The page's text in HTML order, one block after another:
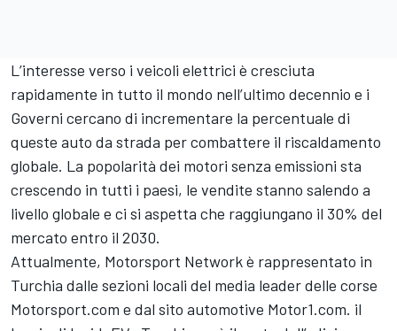
L’interesse verso i veicoli elettrici è cresciuta
rapidamente in tutto il mondo nell’ultimo decennio e i
Governi cercano di incrementare la percentuale di
queste auto da strada per combattere il riscaldamento
globale. La popolarità dei motori senza emissioni sta
crescendo in tutti i paesi, le vendite stanno salendo a
livello globale e ci si aspetta che raggiungano il 30% del
mercato entro il 2030.
Attualmente, Motorsport Networkè rappresentato in
Turchia dalle sezioni locali del media leader delle corse
Motorsport.com e dal sito automotive Motor1.com. il